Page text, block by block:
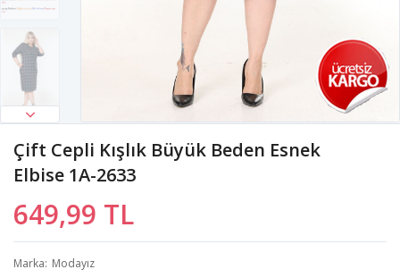
Çift Cepli Kışlık Büyük Beden Esnek
Elbise 1A-2633
649,99 TL
Marka Modayız